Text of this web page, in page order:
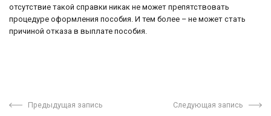
отсутствие такой справки никак не может препятствовать
процедуре оформления пособия. И тем более – не может стать
причиной отказа в выплате пособия.
Предыдущая запись Следующая запись